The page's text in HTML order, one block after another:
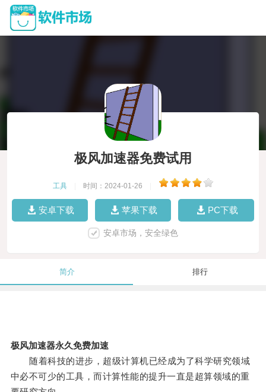
极风加速器免费试用
工具 时间：2024-01-26
安卓下载 苹果下载 PC下载
安卓市场，安全绿色
简介 排行
极风加速器永久免费加速
随着科技的进步，超级计算机已经成为了科学研究领域
中必不可少的工具，而计算性能的提升一直是超算领域的重